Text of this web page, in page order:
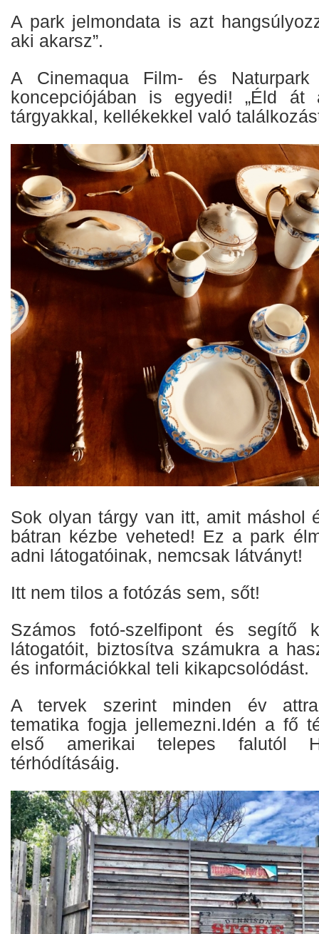
A park jelmondata is azt
aki akarsz”.
A Cinemaqua Film- és
koncepciójában is egyedi! „Éld át
tárgyakkal, kellékekkel való
Sok olyan tárgy van itt, amit máshol
bátran kézbe veheted! Ez a park
adni látogatóinak, nemcsak látványt!
Itt nem tilos a fotózás sem, sőt!
Számos fotó-szelfipont és segítő
látogatóit, biztosítva számukra a
és információkkal teli kikapcsolódást.
A tervek szerint minden év
tematika fogja jellemezni.Idén a fő
első amerikai telepes falutól
térhódításáig.